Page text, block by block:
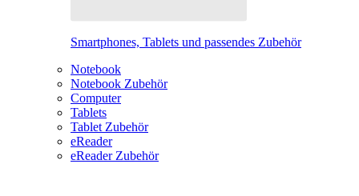
Smartphones, Tablets und passendes Zubehör
Notebook
Notebook Zubehör
Computer
Tablets
Tablet Zubehör
eReader
eReader Zubehör